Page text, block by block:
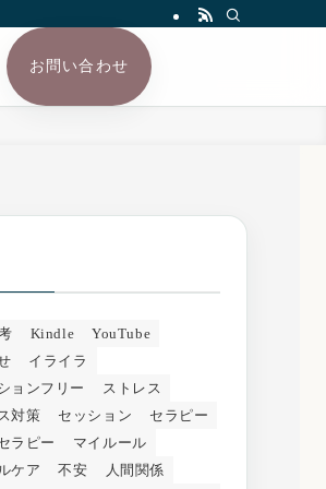
お問い合わせ
Kindle
YouTube
イライラ
ョンフリー
ストレス
対策
セッション
セラピー
ラピー
マイルール
ケア
不安 人間関係